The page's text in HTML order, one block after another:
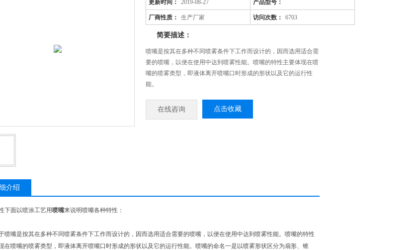
更新时间： 2019-08-27 产品型号：
厂商性质： 生产厂家 访问次数： 6703
简要描述：
喷嘴是按其在多种不同喷雾条件下工作而设计的，因而选用适合需
要的喷嘴，以便在使用中达到喷雾性能。喷嘴的特性主要体现在喷
嘴的喷雾类型，即液体离开喷嘴口时形成的形状以及它的运行性
能。
在线咨询 点击收藏
介绍
面以喷涂工艺用喷嘴来说明喷嘴各种特性：
嘴是按其在多种不同喷雾条件下工作而设计的，因而选用适合需要的喷嘴，以便在使用中达到喷雾性能。喷嘴的特性
在喷嘴的喷雾类型，即液体离开喷嘴口时形成的形状以及它的运行性能。喷嘴的命名一是以喷雾形状区分为扇形、锥